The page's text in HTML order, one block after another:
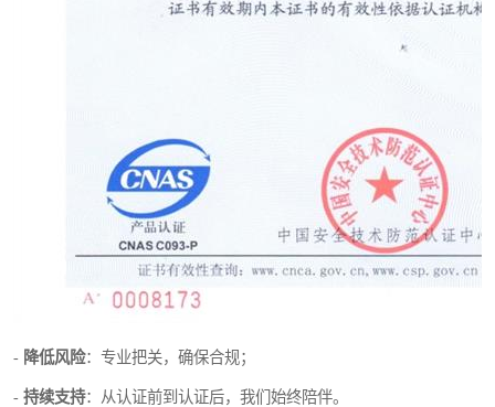
- 降低风险：专业把关，确保合规；
- 持续支持：从认证前到认证后，我们始终陪伴。